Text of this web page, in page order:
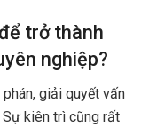
trở thành
nghiệp?
giải quyết vấn
Sự kiên trì cũng rất